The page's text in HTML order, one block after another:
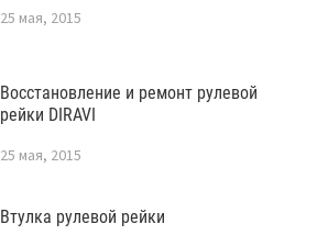
25 мая, 2015
Восстановление и ремонт рулевой
рейки DIRAVI
25 мая, 2015
Втулка рулевой рейки